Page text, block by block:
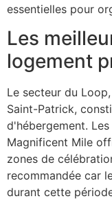
essentielles pour
Les
logement
Le secteur du
Saint-Patrick,
d'hébergement.
Magnificent Mile
zones de
recommandée car
durant cette